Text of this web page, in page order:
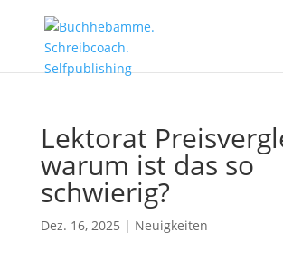
Lektorat
warum ist das so
schwierig?
Dez. 16, 2025 | Neuigkeiten